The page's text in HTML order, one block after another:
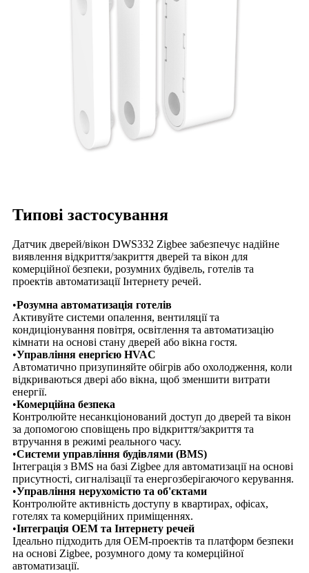
Типові застосування
Датчик дверей/вікон DWS332 Zigbee забезпечує надійне
виявлення відкриття/закриття дверей та вікон для
комерційної безпеки, розумних будівель, готелів та
проектів автоматизації Інтернету речей.
•Розумна автоматизація готелів
Активуйте системи опалення, вентиляції та
кондиціонування повітря, освітлення та автоматизацію
кімнати на основі стану дверей або вікна гостя.
•Управління енергією HVAC
Автоматично призупиняйте обігрів або охолодження, коли
відкриваються двері або вікна, щоб зменшити витрати
енергії.
•Комерційна безпека
Контролюйте несанкціонований доступ до дверей та вікон
за допомогою сповіщень про відкриття/закриття та
втручання в режимі реального часу.
•Системи управління будівлями (BMS)
Інтеграція з BMS на базі Zigbee для автоматизації на основі
присутності, сигналізації та енергозберігаючого керування.
•Управління нерухомістю та об'єктами
Контролюйте активність доступу в квартирах, офісах,
готелях та комерційних приміщеннях.
•Інтеграція OEM та Інтернету речей
Ідеально підходить для OEM-проектів та платформ безпеки
на основі Zigbee, розумного дому та комерційної
автоматизації.